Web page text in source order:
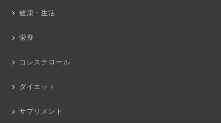
健康・生活
栄養
コレステロール
ダイエット
サプリメント